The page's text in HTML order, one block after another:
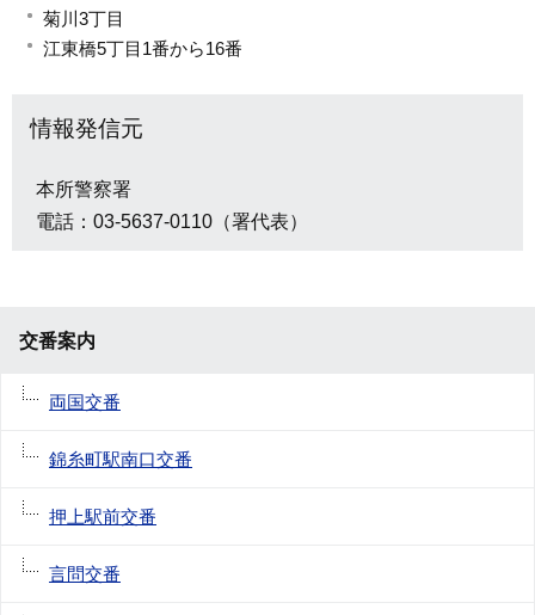
菊川3丁目
江東橋5丁目1番から16番
情報発信元
本所警察署
電話：03-5637-0110（署代表）
交番案内
両国交番
錦糸町駅南口交番
押上駅前交番
言問交番